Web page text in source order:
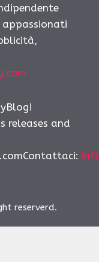
releases and
:
reserverd.